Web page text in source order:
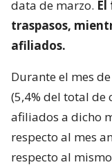
data de marzo.
traspasos,
afiliados.
Durante el mes
(5,4% del total de
afiliados a dicho
respecto al mes
respecto al